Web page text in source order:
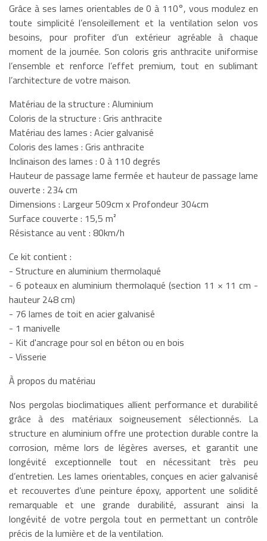
Grâce à ses lames orientables de 0 à 110°, vous modulez en
toute simplicité l’ensoleillement et la ventilation selon vos
besoins, pour profiter d’un extérieur agréable à chaque
moment de la journée. Son coloris gris anthracite uniformise
l’ensemble et renforce l’effet premium, tout en sublimant
l’architecture de votre maison.
Matériau de la structure : Aluminium
Coloris de la structure : Gris anthracite
Matériau des lames : Acier galvanisé
Coloris des lames : Gris anthracite
Inclinaison des lames : 0 à 110 degrés
Hauteur de passage lame fermée et hauteur de passage lame
ouverte : 234 cm
Dimensions : Largeur 509cm x Profondeur 304cm
Surface couverte : 15,5 m²
Résistance au vent : 80km/h
Ce kit contient :
- Structure en aluminium thermolaqué
- 6 poteaux en aluminium thermolaqué (section 11 × 11 cm -
hauteur 248 cm)
- 76 lames de toit en acier galvanisé
- 1 manivelle
- Kit d'ancrage pour sol en béton ou en bois
- Visserie
À propos du matériau
Nos pergolas bioclimatiques allient performance et durabilité
grâce à des matériaux soigneusement sélectionnés. La
structure en aluminium offre une protection durable contre la
corrosion, même lors de légères averses, et garantit une
longévité exceptionnelle tout en nécessitant très peu
d’entretien. Les lames orientables, conçues en acier galvanisé
et recouvertes d’une peinture époxy, apportent une solidité
remarquable et une grande durabilité, assurant ainsi la
longévité de votre pergola tout en permettant un contrôle
précis de la lumière et de la ventilation.